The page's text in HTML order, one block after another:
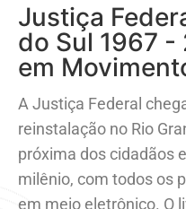
Justiça
do Sul 1967 -
em
A Justiça Federal
reinstalação no Rio
próxima dos cidadãos
milênio, com todos os
em meio eletrônico. O